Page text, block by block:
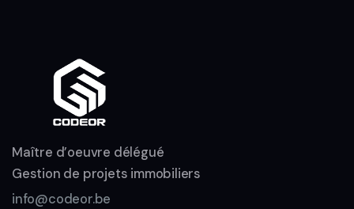
Maître d’oeuvre délégué
Gestion de projets immobiliers
info@codeor.be